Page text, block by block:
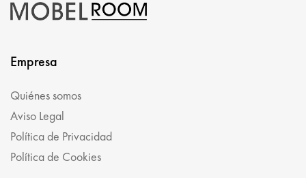
Empresa
Quiénes somos
Aviso Legal
Política de Privacidad
Política de Cookies